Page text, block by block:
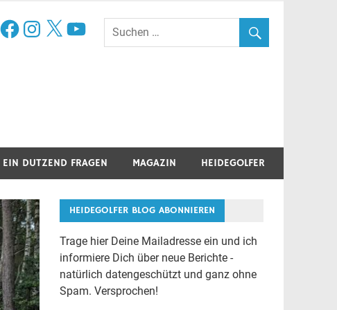
FacebookInstagram
X YouTube
EIN DUTZEND FRAGEN MAGAZIN HEIDEGOLFER
HEIDEGOLFER BLOG ABONNIEREN
Trage hier Deine Mailadresse ein und ich
informiere Dich über neue Berichte -
natürlich datengeschützt und ganz ohne
Spam. Versprochen!